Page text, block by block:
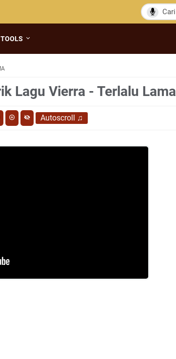
Lagu Vierra - Terlalu Lama
Autoscroll ♫